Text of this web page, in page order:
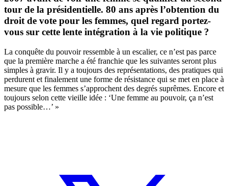
tour de la présidentielle. 80 ans après l’obtention du
droit de vote pour les femmes, quel regard portez-
vous sur cette lente intégration à la vie politique ?
La conquête du pouvoir ressemble à un escalier, ce n’est pas parce
que la première marche a été franchie que les suivantes seront plus
simples à gravir. Il y a toujours des représentations, des pratiques qui
perdurent et finalement une forme de résistance qui se met en place à
mesure que les femmes s’approchent des degrés suprêmes. Encore et
toujours selon cette vieille idée : ‘Une femme au pouvoir, ça n’est
pas possible…’ »